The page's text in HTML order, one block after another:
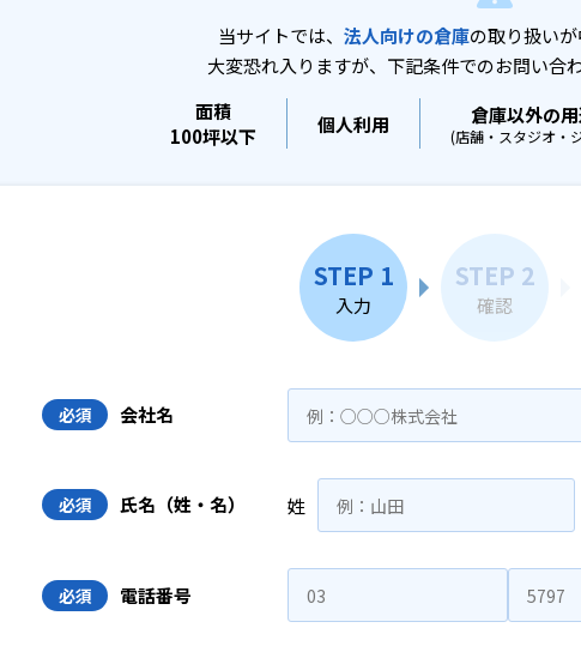
当サイトでは、 法人向けの倉庫の取り扱いが
大変恐れ入りますが、下記条件でのお問い合
面積
100坪以下
個人利用 倉庫以外の
(店舗・スタジオ・
STEP 1
入力
STEP 2
確認
必須 会社名
必須 氏名（姓・名） 姓
必須 電話番号